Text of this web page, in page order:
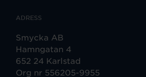
ADRESS
Smycka AB
Hamngatan 4
652 24 Karlstad
Org nr 556205-9955